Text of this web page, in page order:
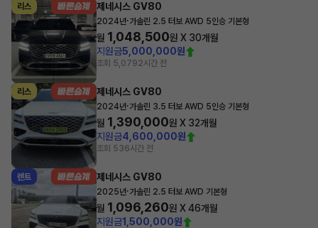
리스 제네시스 GV80
2024년·가솔린 2.5 터보 AWD 5인승 기본형
월 1,048,500원 X 30개월
지원금5,000,000원
조회 5,0792시간 전
리스 제네시스 GV80
2024년·가솔린 3.5 터보 AWD 5인승 기본형
월 1,390,000원 X 32개월
지원금4,600,000원
조회 536시간 전
렌트 제네시스 GV80
2025년·가솔린 2.5 터보 AWD 기본형
월 1,096,260원 X46개월
지원금1,500,000원